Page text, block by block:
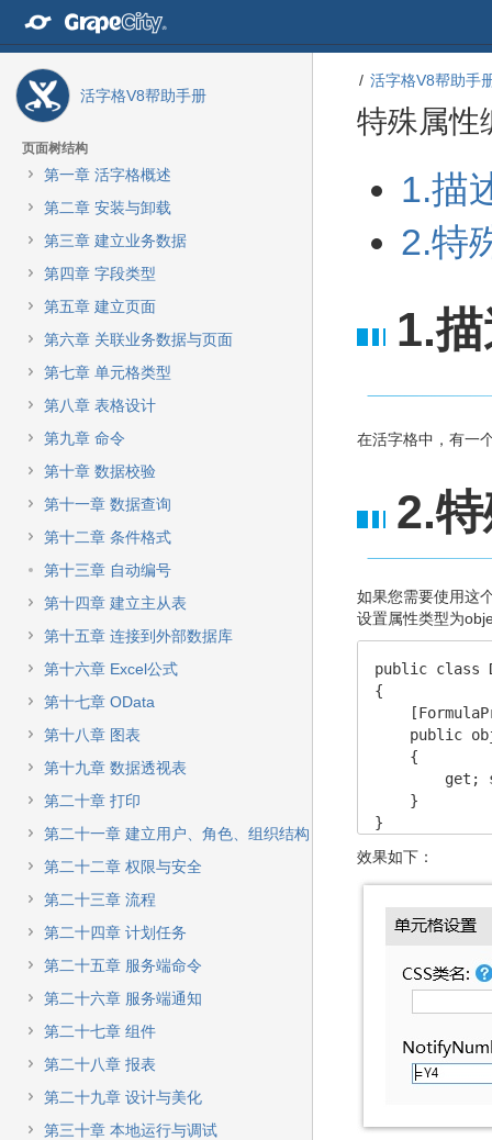
内
活字格V8帮助手册
页面树结构
第一章 活字格概述
第二章 安装与卸载
第三章 建立业务数据
第四章 字段类型
第五章 建立页面
第六章 关联业务数据与页面
第七章 单元格类型
第八章 表格设计
第九章 命令
第十章 数据校验
第十一章 数据查询
第十二章 条件格式
第十三章 自动编号
第十四章 建立主从表
第十五章 连接到外部数据库
第十六章 Excel公式
第十七章 OData
第十八章 图表
第十九章 数据透视表
第二十章 打印
第二十一章 建立用户、角色、组织结构
第二十二章 权限与安全
第二十三章 流程
第二十四章 计划任务
第二十五章 服务端命令
第二十六章 服务端通知
第二十七章 组件
第二十八章 报表
第二十九章 设计与美化
第三十章 本地运行与调试
活字格V8帮助手
特殊属性
1.描
2.特
1.
在活字格中，有一
2.
如果您需要使用这
设置属性类型为
public class
{
public
    {
get;
    }
}
效果如下：